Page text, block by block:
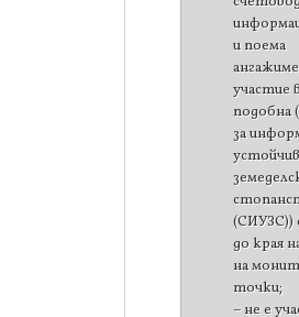
и поема
участие
подобна
за
(СИУЗС))
до края
на
точки;
– не е